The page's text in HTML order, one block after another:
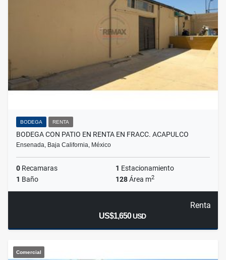
BODEGA RENTA
BODEGA CON PATIO EN RENTA EN FRACC. ACAPULCO
Ensenada, Baja California, México
0 Recamaras 1 Estacionamiento
1 Baño 128Área m2
Renta
US$1,650USD
Comercial